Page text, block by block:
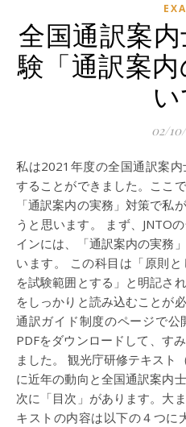
全国通訳案
験「通訳案
02/
私は2021年度の全国通訳案内士（英語）試験に何とか合格
することができました。ここ
「通訳案内の実務」対策で私
うと思います。 まず、JNTO
インには、「通訳案内の実務
います。 この科目は「原則
を試験範囲とする」と明記さ
をしっかりと読み込むことが
通訳ガイド制度のページで
PDFをダウンロードして、す
ました。 観光庁研修テキスト
に近年の動向と全国通訳案内
次に「目次」があります。大
キストの内容は以下の４つに